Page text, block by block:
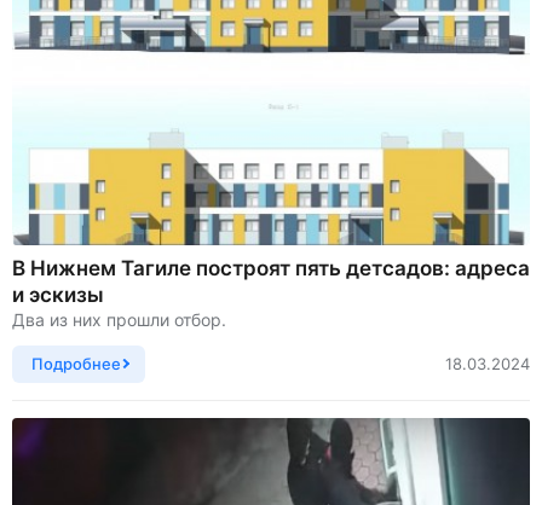
В Нижнем Тагиле построят пять детсадов: адреса
и эскизы
Два из них прошли отбор.
Подробнее 18.03.2024